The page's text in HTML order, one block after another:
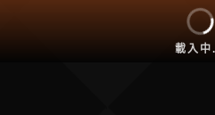
載入